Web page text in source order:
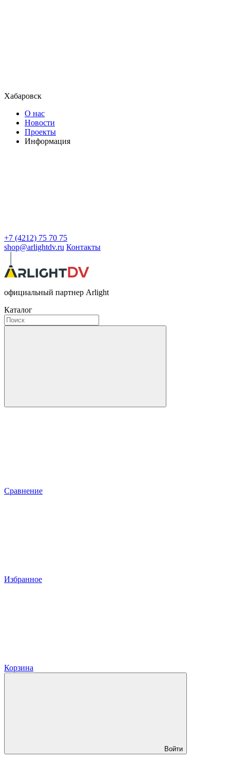
Хабаровск
О нас
Новости
Проекты
Информация
+7 (4212) 75 70 75
shop@arlightdv.ru Контакты
официальный партнер Arlight
Каталог
Сравнение
Избранное
Корзина
Войти